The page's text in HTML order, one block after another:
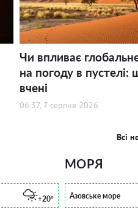
Чи впливає
на погоду в
вчені
06:37, 7 серпня 2026
Всі
+20°
МОРЯ
Азовське море